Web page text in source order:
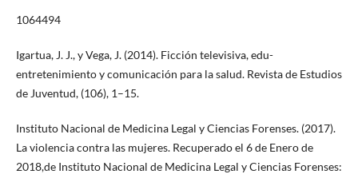
1064494
Igartua, J. J., y Vega, J. (2014). Ficción televisiva, edu-
entretenimiento y comunicación para la salud. Revista de Estudios
de Juventud, (106), 1–15.
Instituto Nacional de Medicina Legal y Ciencias Forenses. (2017).
La violencia contra las mujeres. Recuperado el 6 de Enero de
2018,de Instituto Nacional de Medicina Legal y Ciencias Forenses: